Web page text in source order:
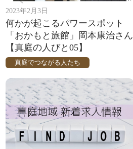
2023年2月3日
何かが起こるパワースポット
「おかもと旅館」岡本康治さん
【真庭の人びと05】
真庭でつながる人たち